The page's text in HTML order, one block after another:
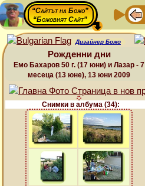
“Сайтът на Божо”
“Божовият Сайт”
Дизайнер Божо
Рожденни дни
Емо Бахаров 50 г. (17 юни) и Лазар - 7
месеца (13 юне), 13 юни 2009
Снимки в албума (34):